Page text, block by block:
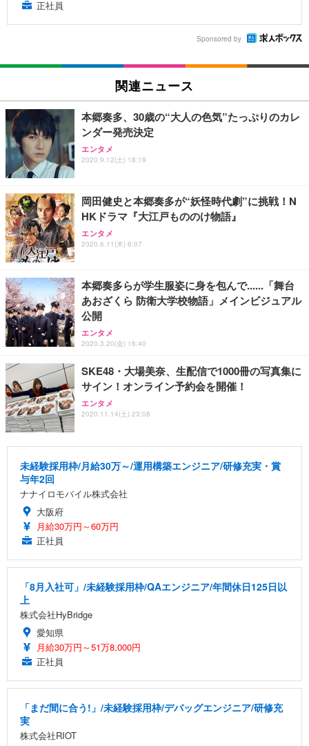
正社員
Sponsored by
関連ニュース
本郷奏多、30歳の“大人の色気”たっぷりのカレ
ンダー発売決定
エンタメ
2020.9.12(土) 18:19
岡田健史と本郷奏多が“妖怪時代劇”に挑戦！N
HKドラマ『大江戸もののけ物語』
エンタメ
2020.6.11(木) 6:07
本郷奏多らが学生服姿に身を包んで......「舞台
あおざくら 防衛大学校物語」メインビジュアル
公開
エンタメ
2020.3.20(金) 16:40
SKE48・大場美奈、生配信で1000冊の写真集に
サイン！オンライン予約会を開催！
エンタメ
2020.11.14(土) 23:08
未経験採用枠/月給30万～/運用構築エンジニア/研修充実・賞
与年2回
ナナイロモバイル株式会社
大阪府
月給30万円～60万円
正社員
「8月入社可」/未経験採用枠/QAエンジニア/年間休日125日以
上
株式会社HyBridge
愛知県
月給30万円～51万8,000円
正社員
「まだ間に合う!」/未経験採用枠/デバッグエンジニア/研修充
実
株式会社RIOT